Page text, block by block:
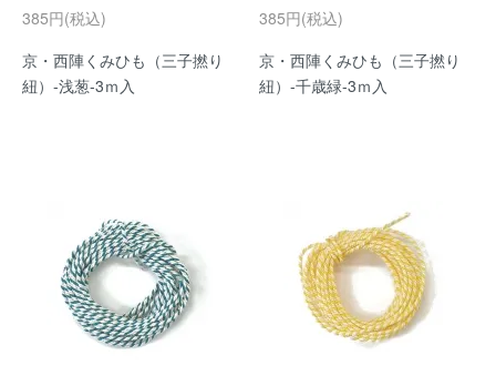
385円(税込)
京・西陣くみひも（三子撚り
紐）-浅葱-3ｍ入
385円(税込)
京・西陣くみひも（三子撚り
紐）-千歳緑-3ｍ入